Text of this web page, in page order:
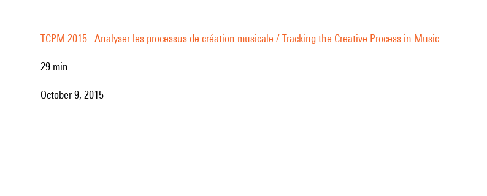
fournie par Holliger a influencé les focalisations respectives de Globokar et de Holliger sur ces dernières dans leurs propres
TCPM 2015 : Analyser les processus de création musicale / Tracking the Creative Process in Music
29 min
October 9, 2015